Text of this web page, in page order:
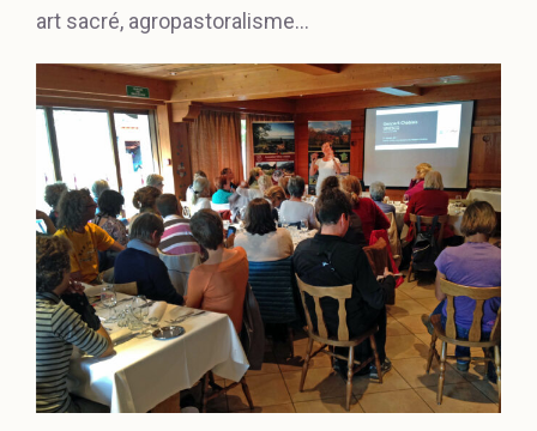
art sacré, agropastoralisme…